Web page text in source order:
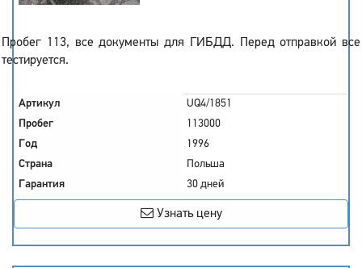
Пробег 113, все документы для ГИБДД. Перед отправкой все
тестируется.
Артикул
UQ4/1851
Пробег
113000
Год
1996
Страна
Польша
Гарантия
30 дней
Узнать цену